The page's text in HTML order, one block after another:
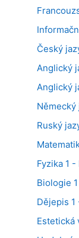
Český
Anglický
Anglický
Německý
Ruský
Fyzika 1
Biologie
Dějepis 1
Estetická